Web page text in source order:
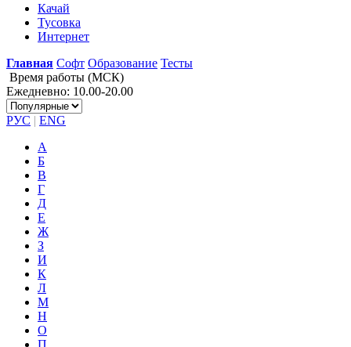
Качай
Тусовка
Интернет
Главная Софт Образование Тесты
Время работы (МСК)
Ежедневно: 10.00-20.00
РУС | ENG
А
Б
В
Г
Д
Е
Ж
З
И
К
Л
М
Н
О
П